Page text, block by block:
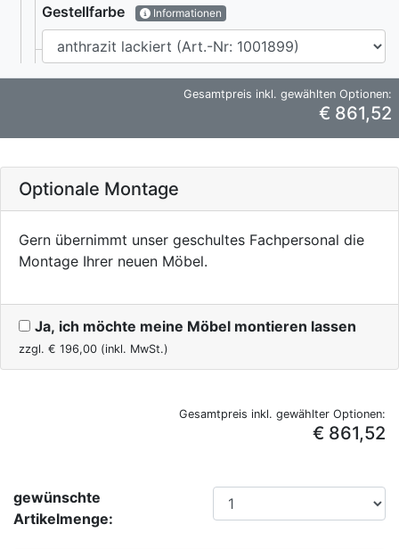
Gestellfarbe Informationen
Gesamtpreis inkl. gewählten Optionen:
€ 861,52
Optionale Montage
Gern übernimmt unser geschultes Fachpersonal die
Montage Ihrer neuen Möbel.
Ja, ich möchte meine Möbel montieren lassen
zzgl. € 196,00 (inkl. MwSt.)
Gesamtpreis inkl. gewählter Optionen:
€ 861,52
gewünschte
Artikelmenge: